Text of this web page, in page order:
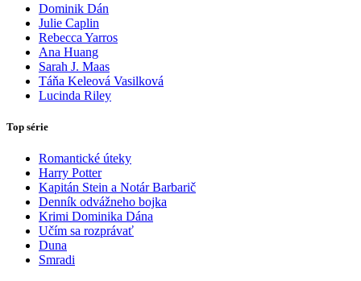
Dominik Dán
Julie Caplin
Rebecca Yarros
Ana Huang
Sarah J. Maas
Táňa Keleová Vasilková
Lucinda Riley
Top série
Romantické úteky
Harry Potter
Kapitán Stein a Notár Barbarič
Denník odvážneho bojka
Krimi Dominika Dána
Učím sa rozprávať
Duna
Smradi